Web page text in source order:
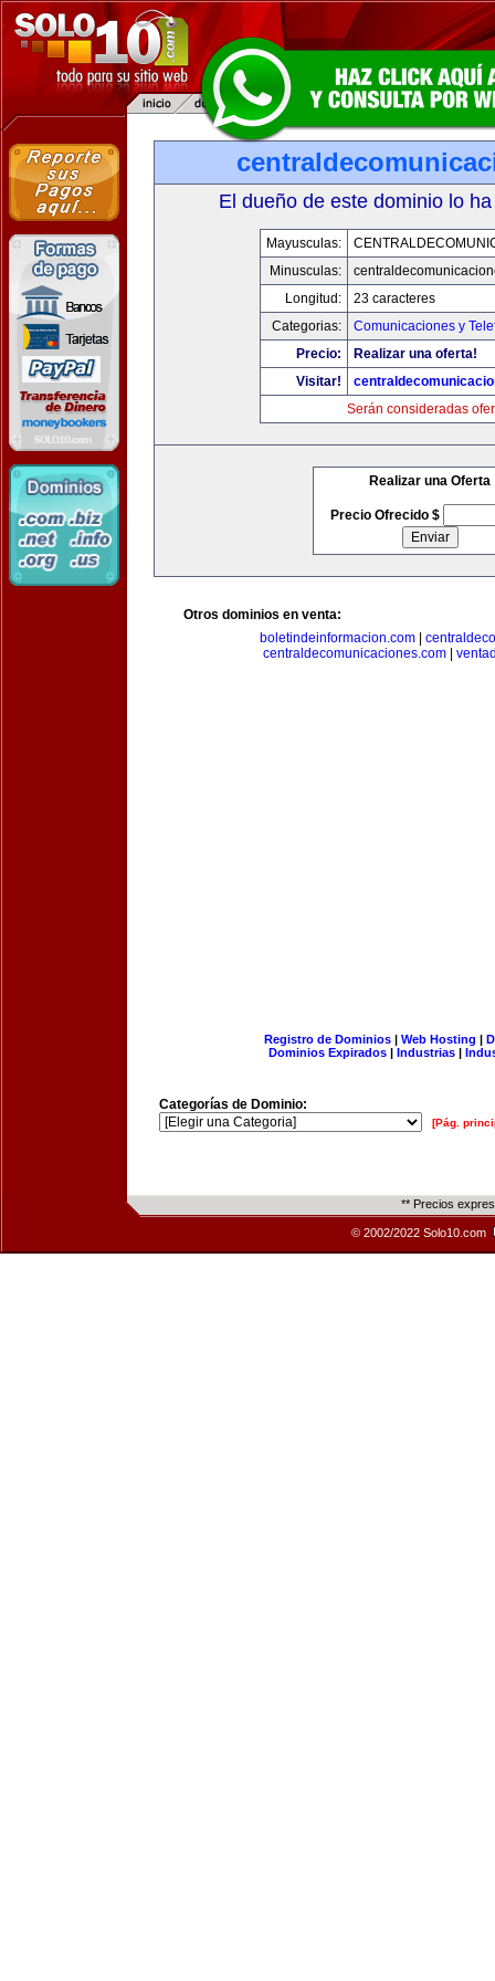
El dueño de este dominio lo
Mayusculas:
Minusculas:
Longitud:
23 caracteres
Categorias:
Comunicaciones y
Precio:
Realizar una oferta!
Visitar!
Serán consideradas
Realizar una Oferta
Precio Ofrecido $
Otros dominios en venta:
boletindeinformacion.com|
centraldecomunicaciones.com|
Registro de Dominios| Web Hosting |
Dominios Expirados | Industrias |
Categorías de Dominio:
[Pág.
** Precios
© 2002/2022 Solo10.com